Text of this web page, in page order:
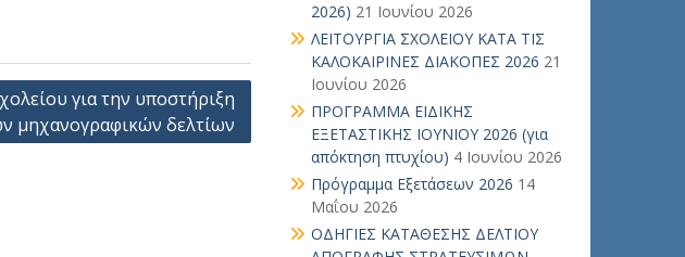
για την υποστήριξη
μηχανογραφικών δελτίων
2026) 21 Ιουνίου 2026
ΛΕΙΤΟΥΡΓΙΑ ΣΧΟΛΕΙΟΥ ΚΑΤΑ ΤΙΣ
ΚΑΛΟΚΑΙΡΙΝΕΣ ΔΙΑΚΟΠΕΣ 2026 21
Ιουνίου 2026
ΠΡΟΓΡΑΜΜΑ ΕΙΔΙΚΗΣ
ΕΞΕΤΑΣΤΙΚΗΣ ΙΟΥΝΙΟΥ 2026 (για
απόκτηση πτυχίου) 4 Ιουνίου 2026
Πρόγραμμα Εξετάσεων 2026 14
Μαΐου 2026
ΟΔΗΓΙΕΣ ΚΑΤΑΘΕΣΗΣ ΔΕΛΤΙΟΥ